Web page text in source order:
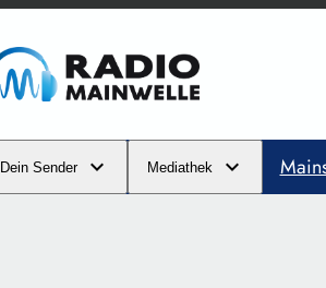
Dein Sender Mediathek